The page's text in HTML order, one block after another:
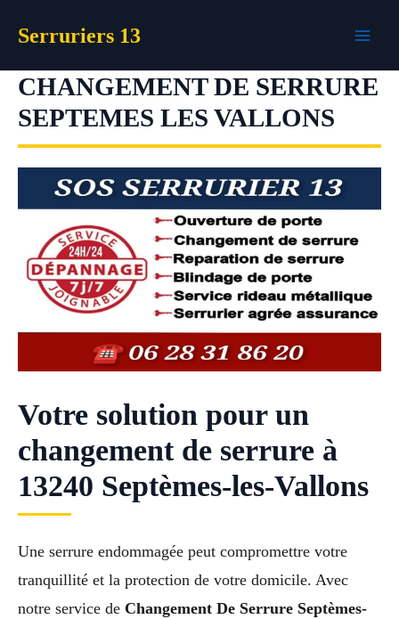
Serruriers 13
CHANGEMENT DE SERRURE
SEPTEMES LES VALLONS
Votre solution pour un
changement de serrure à
13240 Septèmes-les-Vallons
Une serrure endommagée peut compromettre votre
tranquillité et la protection de votre domicile. Avec
notre service de Changement De Serrure Septèmes-